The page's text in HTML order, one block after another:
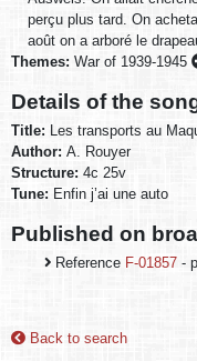
perçu plus tard. On
août on a arboré le
Themes: War of 1939-1945
Details of the
Title: Les transports au
Author: A. Rouyer
Structure: 4c 25v
Tune: Enfin j’ai une auto
Published on
Reference F-01857 -
Back to search